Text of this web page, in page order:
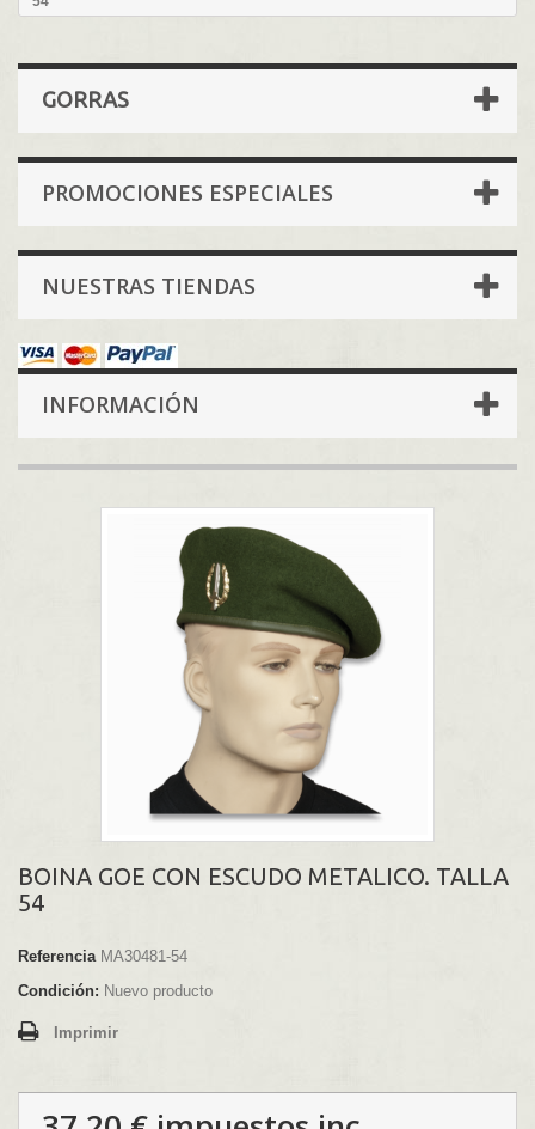
GORRAS
PROMOCIONES ESPECIALES
NUESTRAS TIENDAS
INFORMACIÓN
BOINA GOE CON ESCUDO METALICO. TALLA
54
Referencia MA30481-54
Condición: Nuevo producto
Imprimir